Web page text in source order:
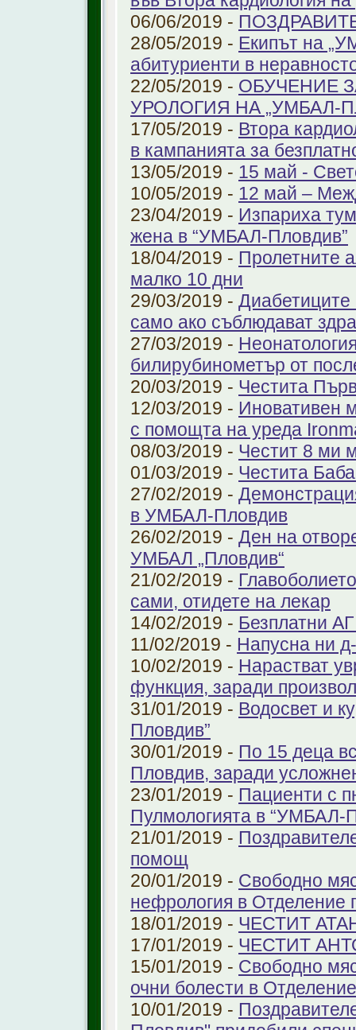
06/06/2019 -
28/05/2019 - Екипът на
абитуриенти в
22/05/2019 - ОБУЧЕНИЕ
УРОЛОГИЯ НА „УМБАЛ-
17/05/2019 - Втора
в кампанията за
13/05/2019 - 15 май -
10/05/2019 - 12 май –
23/04/2019 - Изпариха
жена в “УМБАЛ-Пловдив”
18/04/2019 - Пролетните
малко 10 дни
29/03/2019 - Диабетиците
само ако съблюдават
27/03/2019 -
билирубинометър от
20/03/2019 - Честита
12/03/2019 - Иновативен
с помощта на уреда
08/03/2019 - Честит 8 ми
01/03/2019 - Честита
27/02/2019 -
в УМБАЛ-Пловдив
26/02/2019 - Ден на
УМБАЛ „Пловдив“
21/02/2019 -
сами, отидете на лекар
14/02/2019 - Безплатни
11/02/2019 - Напусна ни
10/02/2019 - Нарастват
функция, заради
31/01/2019 - Водосвет и
Пловдив”
30/01/2019 - По 15 деца
Пловдив, заради
23/01/2019 - Пациенти с
Пулмологията в “УМБАЛ-
21/01/2019 -
помощ
20/01/2019 - Свободно
нефрология в Отделение
18/01/2019 - ЧЕСТИТ
17/01/2019 - ЧЕСТИТ
15/01/2019 - Свободно
очни болести в
10/01/2019 -